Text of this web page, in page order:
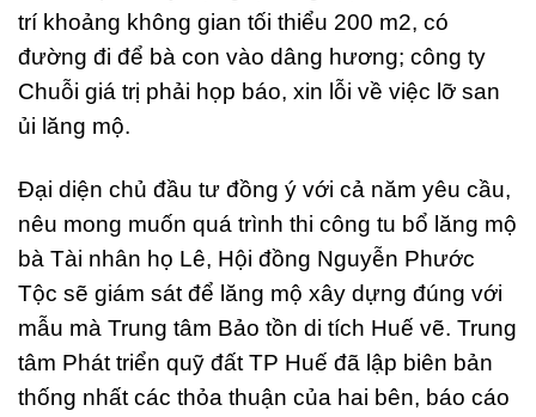
trí khoảng không gian tối thiểu 200 m2, có
đường đi để bà con vào dâng hương; công ty
Chuỗi giá trị phải họp báo, xin lỗi về việc lỡ san
ủi lăng mộ.
Đại diện chủ đầu tư đồng ý với cả năm yêu cầu,
nêu mong muốn quá trình thi công tu bổ lăng mộ
bà Tài nhân họ Lê, Hội đồng Nguyễn Phước
Tộc sẽ giám sát để lăng mộ xây dựng đúng với
mẫu mà Trung tâm Bảo tồn di tích Huế vẽ. Trung
tâm Phát triển quỹ đất TP Huế đã lập biên bản
thống nhất các thỏa thuận của hai bên, báo cáo